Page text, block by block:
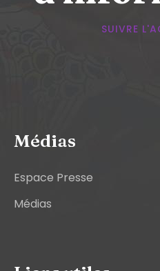
SUIVRE
Médias
Espace Presse
Médias